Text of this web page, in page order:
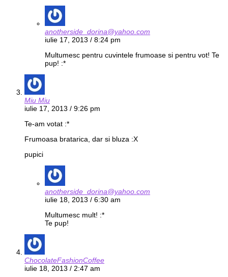
anotherside_dorina@yahoo.com
iulie 17, 2013 / 8:24 pm
Multumesc pentru cuvintele frumoase si pentru vot! Te
pup! :*
Miu Miu
iulie 17, 2013 / 9:26 pm
Te-am votat :*
Frumoasa bratarica, dar si bluza :X
pupici
anotherside_dorina@yahoo.com
iulie 18, 2013 / 6:30 am
Multumesc mult! :*
Te pup!
ChocolateFashionCoffee
iulie 18, 2013 / 2:47 am